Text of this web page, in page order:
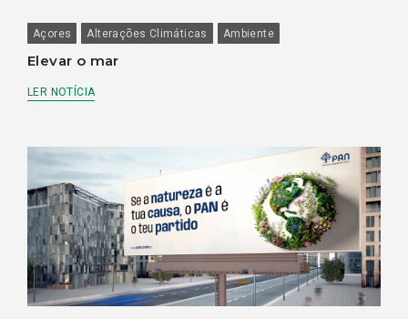
Açores Alterações Climáticas Ambiente
Elevar o mar
LER NOTÍCIA